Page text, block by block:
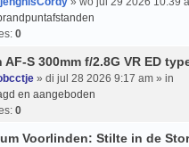
0
AF-S 300mm f/2.8G VR ED
» di jul 28 2026 9:17 am » in
en aangeboden
0
Voorlinden: Stilte in de